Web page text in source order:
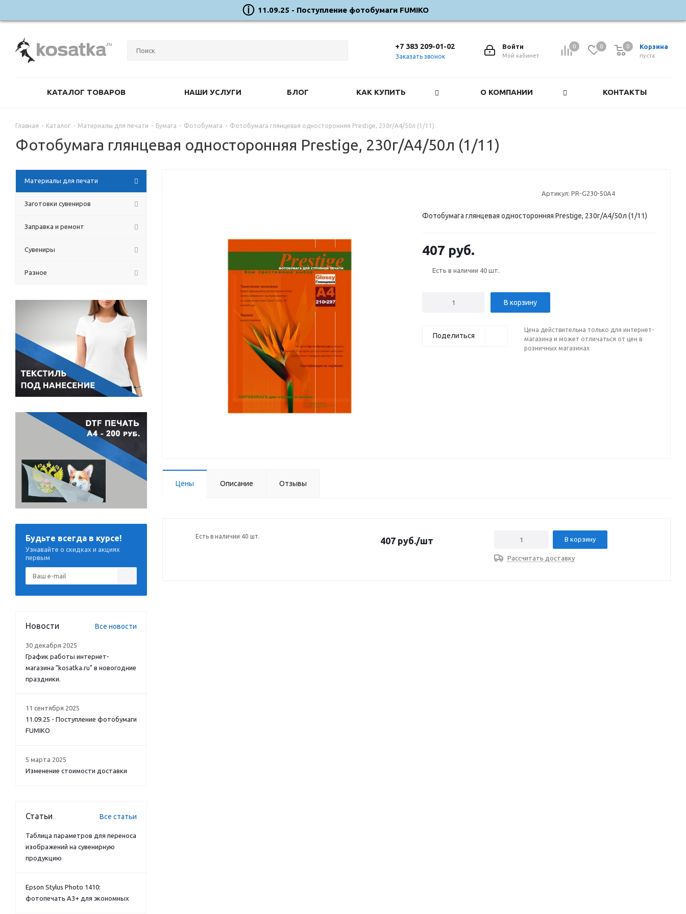
11.09.25 - Поступление фотобумаги FUMIKO
0 0 Корзина
0
пуста
0
Войти
Мой кабинет
+7 383 209-01-02
Заказать звонок
КАТАЛОГ ТОВАРОВ НАШИ УСЛУГИ БЛОГ КАК КУПИТЬ О КОМПАНИИ КОНТАКТЫ
Главная - Каталог - Материалы для печати - Бумага - Фотобумага - Фотобумага глянцевая односторонняя Prestige, 230г/А4/50л (1/11)
Фотобумага глянцевая односторонняя Prestige, 230г/А4/50л (1/11)
Артикул: PR-G230-50A4
Фотобумага глянцевая односторонняя Prestige, 230г/А4/50л (1/11)
407 руб.
Есть в наличии 40 шт.
В корзину
Поделиться
Цена действительна только для интернет-
магазина и может отличаться от цен в
розничных магазинах
Цены Описание Отзывы
Есть в наличии 40 шт. 407 руб./шт В корзину
Рассчитать доставку
Материалы для печати
Заготовки сувениров
Заправка и ремонт
Сувениры
Разное
Будьте всегда в курсе!
Узнавайте о скидках и акциях
первым
Новости Все новости
30 декабря 2025
График работы интернет-
магазина "kosatka.ru" в новогодние
праздники.
11 сентября 2025
11.09.25 - Поступление фотобумаги
FUMIKO
5 марта 2025
Изменение стоимости доставки
Статьи Все статьи
Таблица параметров для переноса
изображений на сувенирную
продукцию
Epson Stylus Photo 1410:
фотопечать А3+ для экономных